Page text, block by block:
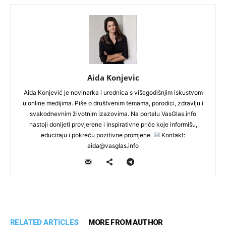
Aida Konjevic
Aida Konjević je novinarka i urednica s višegodišnjim iskustvom
u online medijima. Piše o društvenim temama, porodici, zdravlju i
svakodnevnim životnim izazovima. Na portalu VasGlas.info
nastoji donijeti provjerene i inspirativne priče koje informišu,
educiraju i pokreću pozitivne promjene.
Kontakt:
aida@vasglas.info
RELATED ARTICLES MORE FROM AUTHOR